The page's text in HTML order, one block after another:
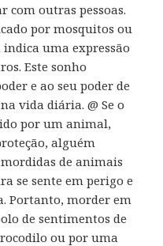
com outras pessoas.
por mosquitos ou
indica uma expressão
Este sonho
e ao seu poder de
vida diária. @ Se o
por um animal,
alguém
de animais
se sente em perigo e
Portanto, morder em
de sentimentos de
ou por uma